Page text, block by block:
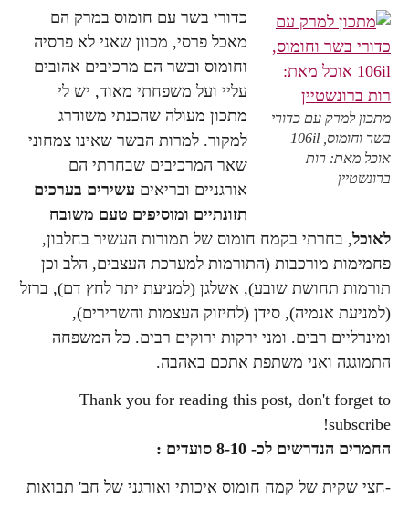
מתכון למרק עם כדורי
בשר וחומוס, 106il
אוכל מאת: רות
ברונשטיין
כדורי בשר עם חומוס במרק הם
מאכל פרסי, מכוון שאני לא פרסיה
וחומוס ובשר הם מרכיבים אהובים
עליי ועל משפחתי מאוד, יש לי
מתכון מעולה שהכנתי משודרג
למקור. למרות הבשר שאינו צמחוני
שאר המרכיבים שבחרתי הם
אורגניים ובריאים עשירים בערכים
תזונתיים ומוסיפים טעם משובח
לאוכל, בחרתי בקמח חומוס של תמורות העשיר בחלבון,
פחמימות מורכבות (התורמות למערכת העצבים, הלב וכן
תורמות תחושת שובע), אשלגן (למניעת יתר לחץ דם), ברזל
(למניעת אנמיה), סידן (לחיזוק העצמות והשרירים),
ומינרליים רבים. ומני ירקות ירוקים רבים. כל המשפחה
התמוגגה ואני משתפת אתכם באהבה.
Thank you for reading this post, don't forget to
subscribe!
החמרים הנדרשים לכ- 8-10 סועדים :
-חצי שקית של קמח חומוס איכותי ואורגני של חב' תבואות